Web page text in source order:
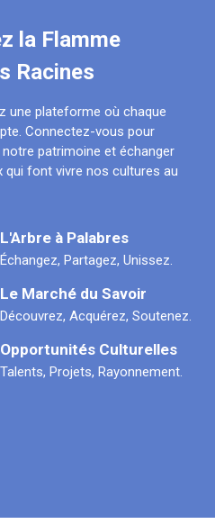
la Flamme
Racines
une plateforme où chaque
Connectez-vous pour
patrimoine et échanger
qui font vivre nos cultures au
L'Arbre à Palabres
Échangez, Partagez, Unissez.
Le Marché du Savoir
Découvrez, Acquérez, Soutenez.
Opportunités Culturelles
Talents, Projets, Rayonnement.